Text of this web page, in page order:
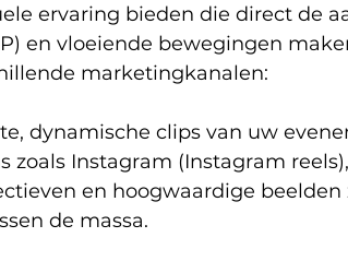
ervaring bieden die direct de
en vloeiende bewegingen
marketingkanalen:
dynamische clips van uw
zoals Instagram (Instagram
en hoogwaardige
de massa.